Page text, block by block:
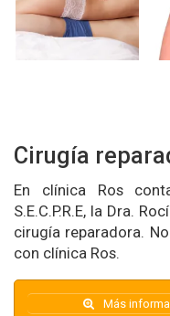
Cirugía
En clínica Ros
S.E.C.P.R.E, la Dra.
cirugía reparadora.
con clínica Ros.
Más